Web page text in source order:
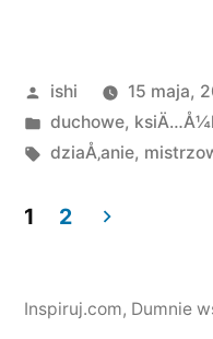
Earth”
Opublikowane
przez
ishi
15 maja,
Opublikowano
w
duchowe,
Tagi:
dziaÅ‚anie,
wpisów
1 2
Inspiruj.com, Dumnie